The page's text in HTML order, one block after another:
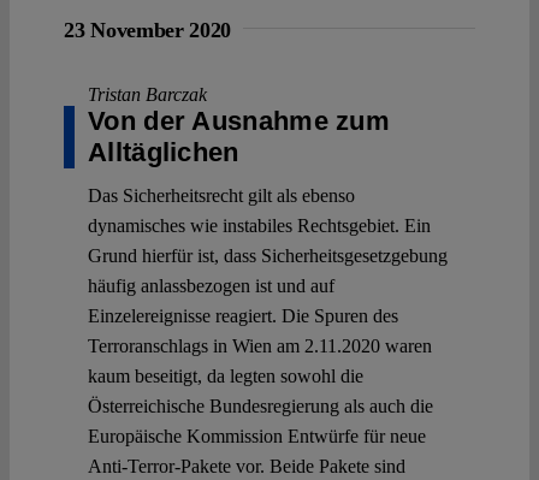
23 November 2020
Tristan Barczak
Von der Ausnahme zum
Alltäglichen
Das Sicherheitsrecht gilt als ebenso
dynamisches wie instabiles Rechtsgebiet. Ein
Grund hierfür ist, dass Sicherheitsgesetzgebung
häufig anlassbezogen ist und auf
Einzelereignisse reagiert. Die Spuren des
Terroranschlags in Wien am 2.11.2020 waren
kaum beseitigt, da legten sowohl die
Österreichische Bundesregierung als auch die
Europäische Kommission Entwürfe für neue
Anti-Terror-Pakete vor. Beide Pakete sind